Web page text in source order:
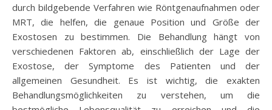
durch bildgebende Verfahren wie Röntgenaufnahmen oder
MRT, die helfen, die genaue Position und Größe der
Exostosen zu bestimmen. Die Behandlung hängt von
verschiedenen Faktoren ab, einschließlich der Lage der
Exostose, der Symptome des Patienten und der
allgemeinen Gesundheit. Es ist wichtig, die exakten
Behandlungsmöglichkeiten zu verstehen, um die